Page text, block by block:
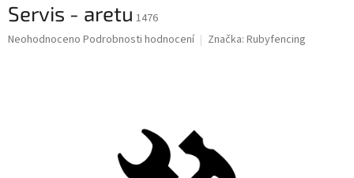
Servis - aretu 1476
Průměrné
Neohodnoceno Podrobnosti hodnocení Značka: Rubyfencing